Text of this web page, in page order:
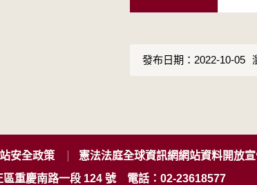
發布日期：2022-10-05
安全政策
憲法法庭全球資訊網網站資料開放
重慶南路一段 124 號
電話：02-23618577